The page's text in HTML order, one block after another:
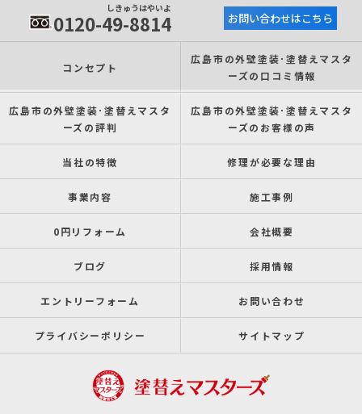
しきゅうはやいよ
0120-49-8814 お問い合わせはこちら
コンセプト
広島市の外壁塗装･塗替えマスタ
ーズの口コミ情報
広島市の外壁塗装･塗替えマスタ
ーズの評判
広島市の外壁塗装･塗替えマスタ
ーズのお客様の声
当社の特徴 修理が必要な理由
事業内容 施工事例
0円リフォーム 会社概要
ブログ 採用情報
エントリーフォーム お問い合わせ
プライバシーポリシー サイトマップ